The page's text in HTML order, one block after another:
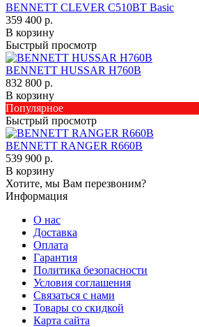
BENNETT CLEVER C510BT Basic
359 400 р.
В корзину
Быстрый просмотр
BENNETT HUSSAR H760B
832 800 р.
В корзину
Популярное
Быстрый просмотр
BENNETT RANGER R660B
539 900 р.
В корзину
Хотите, мы Вам перезвоним?
Информация
О нас
Доставка
Оплата
Гарантия
Политика безопасности
Условия соглашения
Связаться с нами
Товары со скидкой
Карта сайта